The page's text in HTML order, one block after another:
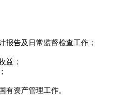
告及日常监督检查工作；
益；
资产管理工作。